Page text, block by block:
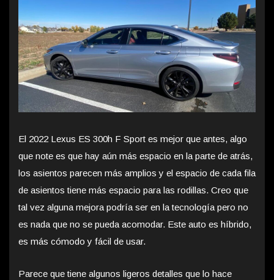
El 2022 Lexus ES 300h F Sport es mejor que antes, algo
que note es que hay aún más espacio en la parte de atrás,
los asientos parecen más amplios y el espacio de cada fila
de asientos tiene más espacio para las rodillas. Creo que
tal vez alguna mejora podría ser en la tecnología pero no
es nada que no se pueda acomodar. Este auto es híbrido,
es más cómodo y fácil de usar.
Parece que tiene algunos ligeros detalles que lo hace